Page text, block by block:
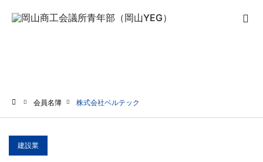
会員名簿 株式会社ベルテック
建設業